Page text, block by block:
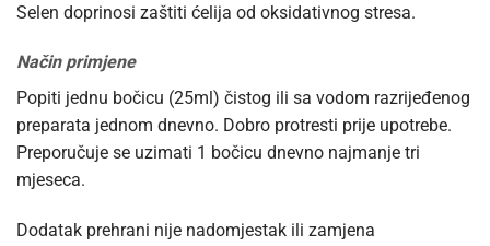
Selen doprinosi zaštiti ćelija od oksidativnog stresa.
Način primjene
Popiti jednu bočicu (25ml) čistog ili sa vodom razrijeđenog
preparata jednom dnevno. Dobro protresti prije upotrebe.
Preporučuje se uzimati 1 bočicu dnevno najmanje tri
mjeseca.
Dodatak prehrani nije nadomjestak ili zamjena